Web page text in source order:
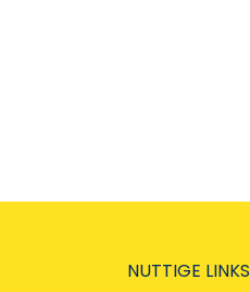
NUTTIGE LINKS